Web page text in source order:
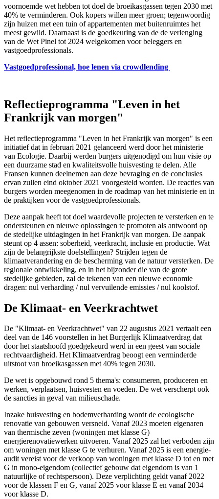
voornoemde wet hebben tot doel de broeikasgassen tegen 2030 met
40% te verminderen. Ook kopers willen meer groen; tegenwoordig
zijn huizen met een tuin of appartementen met buitenruimtes het
meest gewild. Daarnaast is de goedkeuring van de de verlenging
van de Wet Pinel tot 2024 welgekomen voor beleggers en
vastgoedprofessionals.
Vastgoedprofessional, hoe lenen via crowdlending
Reflectieprogramma "Leven in het
Frankrijk van morgen"
Het reflectieprogramma "Leven in het Frankrijk van morgen" is een
initiatief dat in februari 2021 gelanceerd werd door het ministerie
van Ecologie. Daarbij werden burgers uitgenodigd om hun visie op
een duurzame stad en kwaliteitsvolle huisvesting te delen. Alle
Fransen kunnen deelnemen aan deze bevraging en de conclusies
ervan zullen eind oktober 2021 voorgesteld worden. De reacties van
burgers worden meegenomen in de roadmap van het ministerie en in
de praktijken voor de vastgoedprofessionals.
Deze aanpak heeft tot doel waardevolle projecten te versterken en te
ondersteunen en nieuwe oplossingen te promoten als antwoord op
de stedelijke uitdagingen in het Frankrijk van morgen. De aanpak
steunt op 4 assen: soberheid, veerkracht, inclusie en productie. Wat
zijn de belangrijkste doelstellingen? Strijden tegen de
klimaatverandering en de bescherming van de natuur versterken. De
regionale ontwikkeling, en in het bijzonder die van de grote
stedelijke gebieden, zal de tekenen van een nieuwe economie
dragen: nul verharding / nul vervuilende emissies / nul koolstof.
De Klimaat- en Veerkrachtwet
De "Klimaat- en Veerkrachtwet" van 22 augustus 2021 vertaalt een
deel van de 146 voorstellen in het Burgerlijk Klimaatverdrag dat
door het staatshoofd goedgekeurd werd in een geest van sociale
rechtvaardigheid. Het Klimaatverdrag beoogt een verminderde
uitstoot van broeikasgassen met 40% tegen 2030.
De wet is opgebouwd rond 5 thema's: consumeren, produceren en
werken, verplaatsen, huisvesten en voeden. De wet verscherpt ook
de sancties in geval van milieuschade.
Inzake huisvesting en bodemverharding wordt de ecologische
renovatie van gebouwen versneld. Vanaf 2023 moeten eigenaren
van thermische zeven (woningen met klasse G)
energierenovatiewerken uitvoeren. Vanaf 2025 zal het verboden zijn
om woningen met klasse G te verhuren. Vanaf 2025 is een energie-
audit vereist voor de verkoop van woningen met klasse D tot en met
G in mono-eigendom (collectief gebouw dat eigendom is van 1
natuurlijke of rechtspersoon). Deze verplichting geldt vanaf 2022
voor de klassen F en G, vanaf 2025 voor klasse E en vanaf 2034
voor klasse D.